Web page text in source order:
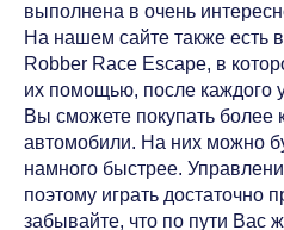
выполнена в очень
На нашем сайте также есть
Robber Race Escape, в
их помощью, после каждого
Вы сможете покупать более
автомобили. На них можно
намного быстрее.
поэтому играть достаточно
забывайте, что по пути Вас